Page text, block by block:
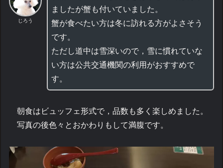
じろう
ましたが蟹も付いていました。
蟹が食べたい方は冬に訪れる方がよさそう
です。
ただし道中は雪深いので，雪に慣れていな
い方は公共交通機関の利用がおすすめで
す。
朝食はビュッフェ形式で，品数も多く楽しめました。
写真の後色々とおかわりもして満腹です。